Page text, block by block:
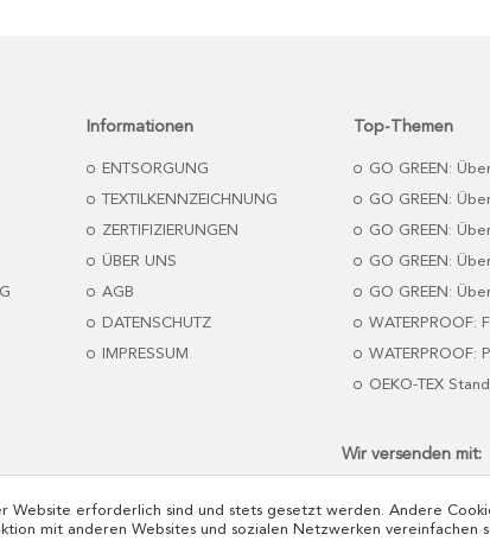
Informationen
ENTSORGUNG
TEXTILKENNZEICHNUNG
ZERTIFIZIERUNGEN
ÜBER UNS
AGB
DATENSCHUTZ
IMPRESSUM
Top-Themen
GO GREEN:
GO GREEN:
GO GREEN:
GO GREEN:
GO GREEN:
WATERPROOF:
WATERPROOF:
OEKO-TEX
Wir versenden mit:
erforderlich sind und stets gesetzt werden. Andere
mit anderen Websites und sozialen Netzwerken vereinfachen